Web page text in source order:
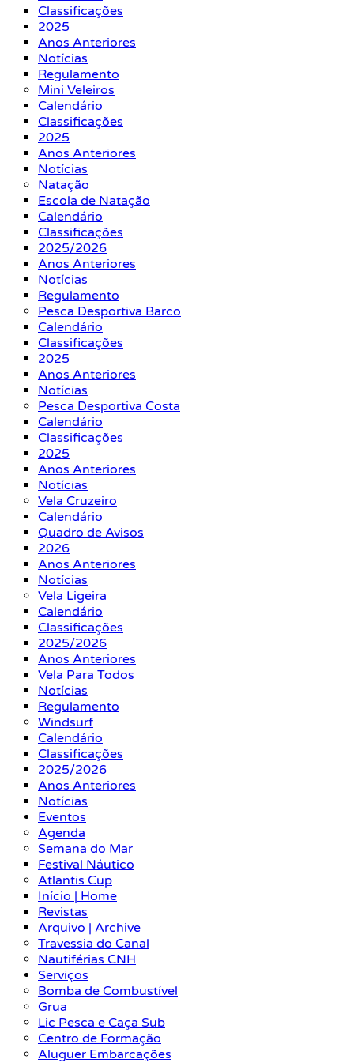
Classificações
2025
Anos Anteriores
Notícias
Regulamento
Mini Veleiros
Calendário
Classificações
2025
Anos Anteriores
Notícias
Natação
Escola de Natação
Calendário
Classificações
2025/2026
Anos Anteriores
Notícias
Regulamento
Pesca Desportiva Barco
Calendário
Classificações
2025
Anos Anteriores
Notícias
Pesca Desportiva Costa
Calendário
Classificações
2025
Anos Anteriores
Notícias
Vela Cruzeiro
Calendário
Quadro de Avisos
2026
Anos Anteriores
Notícias
Vela Ligeira
Calendário
Classificações
2025/2026
Anos Anteriores
Vela Para Todos
Notícias
Regulamento
Windsurf
Calendário
Classificações
2025/2026
Anos Anteriores
Notícias
Eventos
Agenda
Semana do Mar
Festival Náutico
Atlantis Cup
Início | Home
Revistas
Arquivo | Archive
Travessia do Canal
Nautiférias CNH
Serviços
Bomba de Combustível
Grua
Lic Pesca e Caça Sub
Centro de Formação
Aluguer Embarcações